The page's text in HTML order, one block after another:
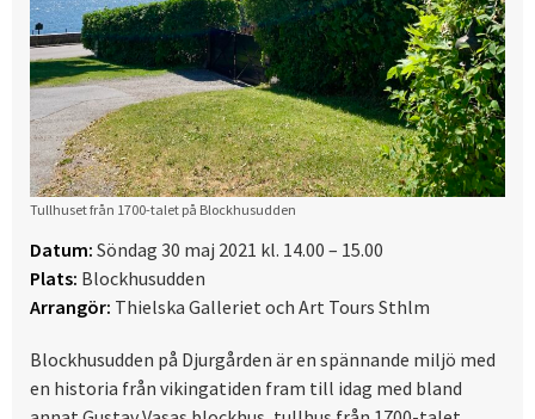
Tullhuset från 1700-talet på Blockhusudden
Datum: Söndag 30 maj 2021 kl. 14.00 – 15.00
Plats: Blockhusudden
Arrangör: Thielska Galleriet och Art Tours Sthlm
Blockhusudden på Djurgården är en spännande miljö med
en historia från vikingatiden fram till idag med bland